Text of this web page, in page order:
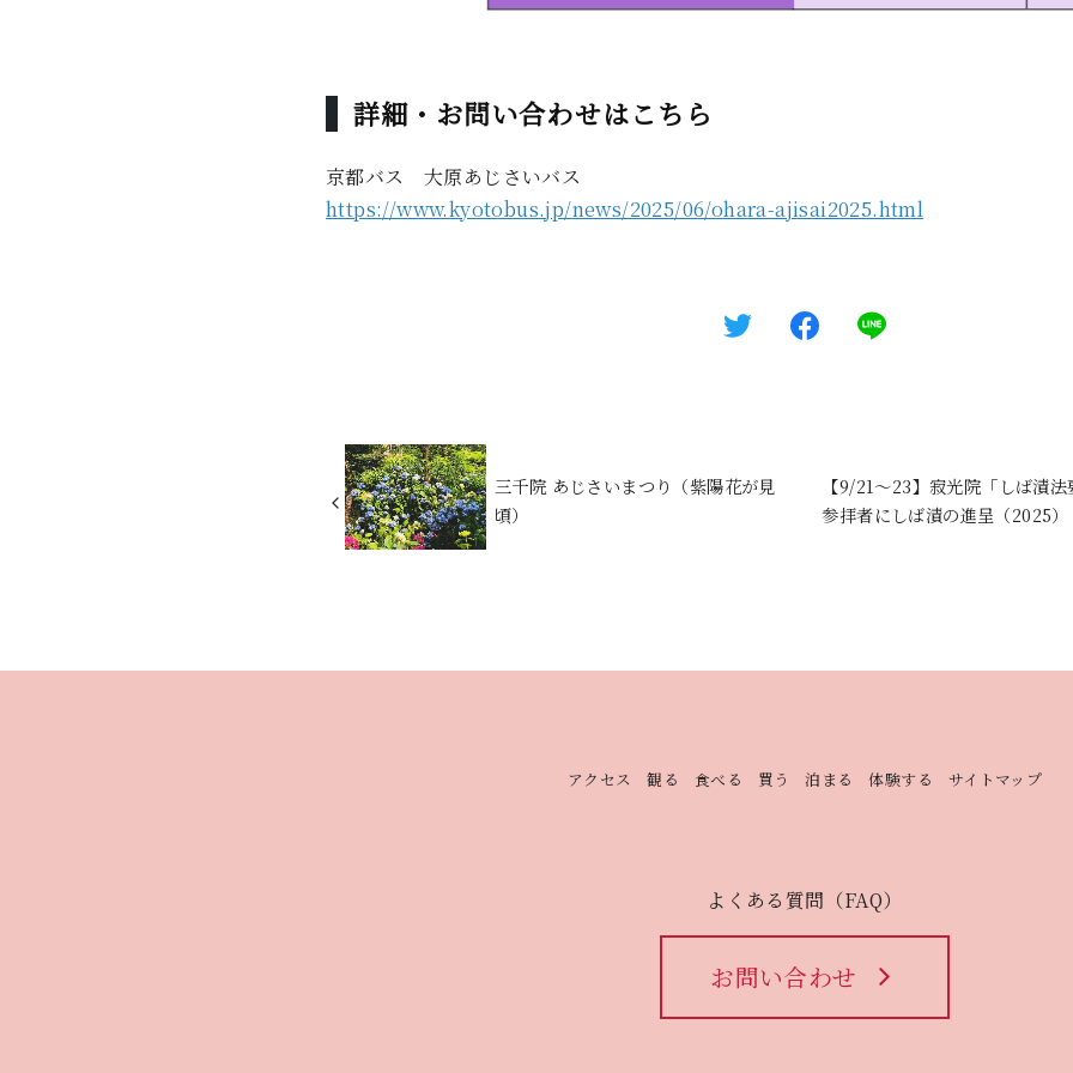
詳細・お問い合わせはこちら
京都バス 大原あじさいバス
https://www.kyotobus.jp/news/2025/06/ohara-ajisai2025.html
三千院 あじさいまつり（紫陽花が見
頃）
【9/21〜23】寂光院「しば漬法
参拝者にしば漬の進呈（2025）
アクセス 観る 食べる 買う 泊まる 体験する サイトマップ
よくある質問（FAQ）
お問い合わせ